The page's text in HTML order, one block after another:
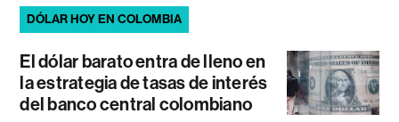
DÓLAR HOY EN COLOMBIA
El dólar barato entra de lleno en
la estrategia de tasas de interés
del banco central colombiano